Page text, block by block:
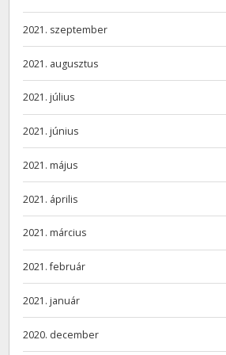
2021. szeptember
2021. augusztus
2021. július
2021. június
2021. május
2021. április
2021. március
2021. február
2021. január
2020. december